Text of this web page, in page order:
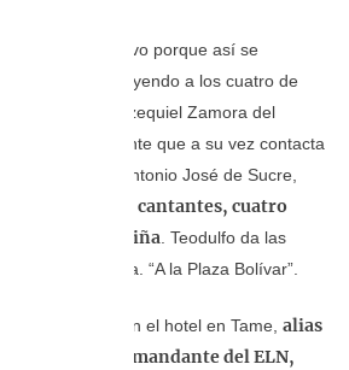
debió ser atractivo porque así se
músicos, incluyendo a los cuatro de
municipio Ezequiel Zamora del
con un cantante que a su vez contacta
municipio Antonio José de Sucre,
fueron cuatro cantantes, cuatro
El Indio y la niña . Teodulfo da las
llegar en Arauca. “A la Plaza Bolívar”.
encontraban en el hotel en Tame, alias
como comandante del ELN,